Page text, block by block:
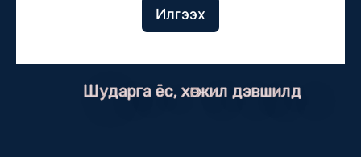
Илгээх
Шударга ёс, хөгжил дэвшилд